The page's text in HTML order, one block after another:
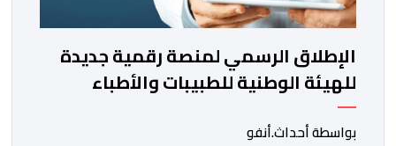
الإطلاق الرسمي لمنصة رقمية جديدة
للهيئة الوطنية للطبيبات والأطباء
بواسطة أحداث.أنفو